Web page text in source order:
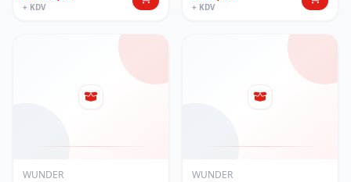
+ KDV + KDV
WUNDER WUNDER